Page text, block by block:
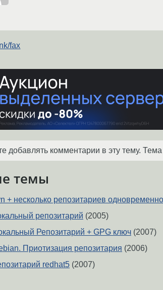
fax
добавлять комментарии в эту тему.
темы
+ несколько репозитариев одновременно
репозитарий (2005)
Репозитарий + GPG ключ (2007)
Приотизация репозитария (2006)
redhat5 (2007)